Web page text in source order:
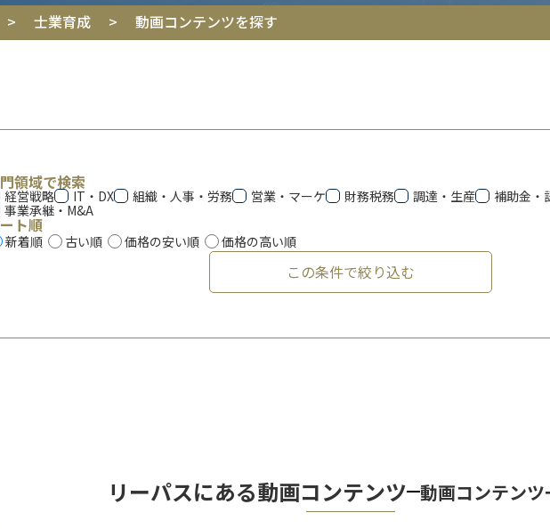
> 士業育成 > 動画コンテンツを探す
領域で検索
経営戦略 IT・DX 組織・人事・労務 営業・マーケ 財務税務 調達・生産
補助金・
事業承継・M&A
ト順
新着順 古い順 価格の安い順 価格の高い順
この条件で絞り込む
リーパスにある動画コンテンツ 動画コンテンツ